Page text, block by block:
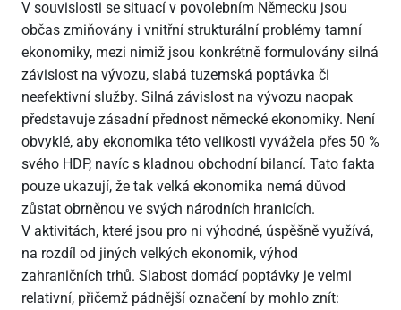
V souvislosti se situací v povolebním Německu jsou
občas zmiňovány i vnitřní strukturální problémy tamní
ekonomiky, mezi nimiž jsou konkrétně formulovány silná
závislost na vývozu, slabá tuzemská poptávka či
neefektivní služby. Silná závislost na vývozu naopak
představuje zásadní přednost německé ekonomiky. Není
obvyklé, aby ekonomika této velikosti vyvážela přes 50 %
svého HDP, navíc s kladnou obchodní bilancí. Tato fakta
pouze ukazují, že tak velká ekonomika nemá důvod
zůstat obrněnou ve svých národních hranicích.
V aktivitách, které jsou pro ni výhodné, úspěšně využívá,
na rozdíl od jiných velkých ekonomik, výhod
zahraničních trhů. Slabost domácí poptávky je velmi
relativní, přičemž pádnější označení by mohlo znít: